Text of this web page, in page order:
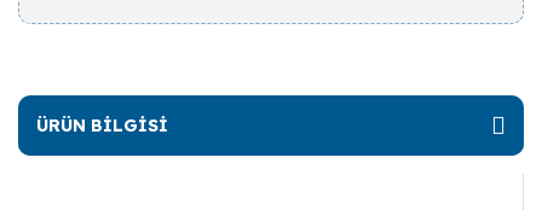
ÜRÜN BİLGİSİ